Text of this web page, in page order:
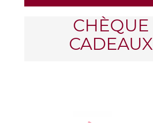
CHÈQUE
CADEAUX